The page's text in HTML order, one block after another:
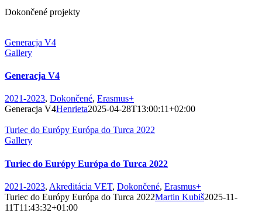
Dokončené projekty
Generacja V4
Gallery
Generacja V4
2021-2023, Dokončené, Erasmus+
Generacja V4Henrieta2025-04-28T13:00:11+02:00
Turiec do Európy Európa do Turca 2022
Gallery
Turiec do Európy Európa do Turca 2022
2021-2023, Akreditácia VET, Dokončené, Erasmus+
Turiec do Európy Európa do Turca 2022Martin Kubiš2025-11-
11T11:43:32+01:00